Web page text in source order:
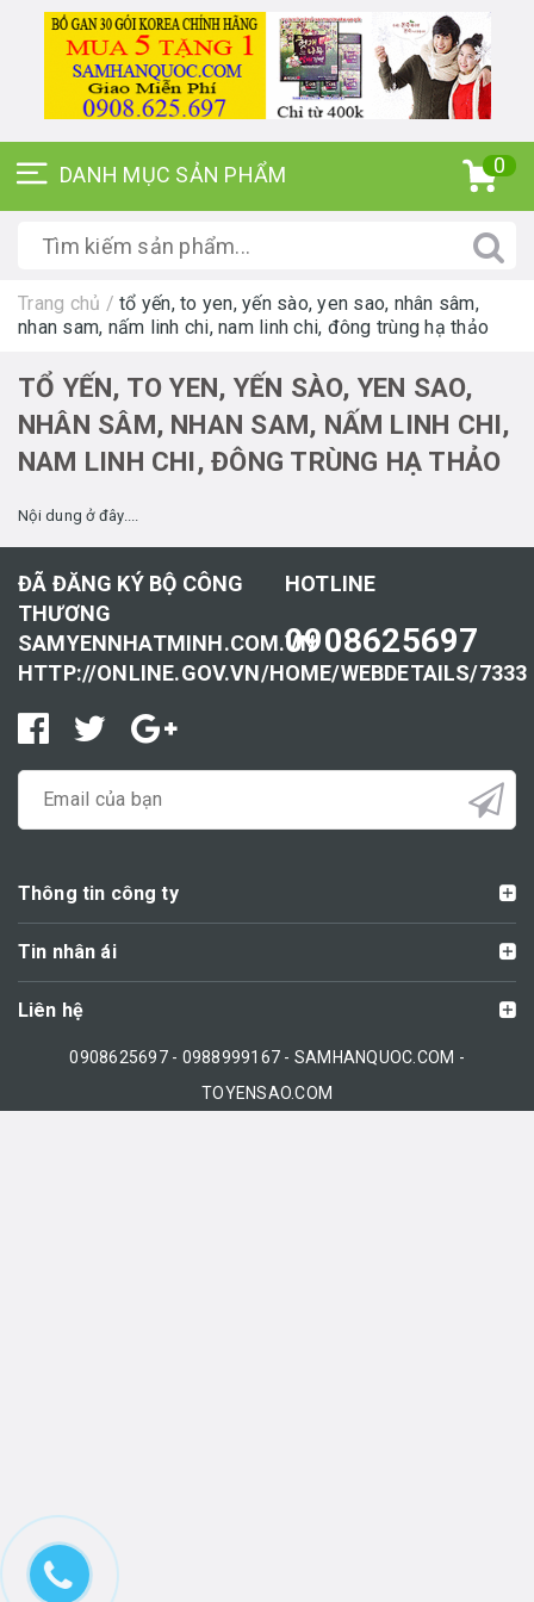
0
Trang chủ / tổ yến, to yen, yến sào, yen sao, nhân sâm,
nhan sam, nấm linh chi, nam linh chi, đông trùng hạ thảo
TỔ YẾN, TO YEN, YẾN SÀO, YEN SAO,
NHÂN SÂM, NHAN SAM, NẤM LINH CHI,
NAM LINH CHI, ĐÔNG TRÙNG HẠ THẢO
Nội dung ở đây....
ĐÃ ĐĂNG KÝ BỘ CÔNG
THƯƠNG
SAMYENNHATMINH.COM.VN
HTTP://ONLINE.GOV.VN/HOME/WEBDETAILS/7333
HOTLINE
0908625697
Thông tin công ty
Tin nhân ái
Liên hệ
0908625697 - 0988999167 - SAMHANQUOC.COM -
TOYENSAO.COM